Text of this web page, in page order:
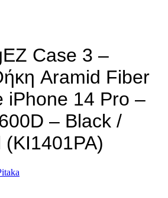
Case 3 –
Aramid Fiber
iPhone 14 Pro –
– Black /
(KI1401PA)